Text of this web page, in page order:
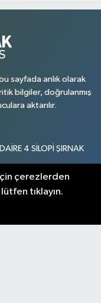
sayfada anlık olarak
bilgiler, doğrulanmış
aktarılır.
4 SİLOPİ ŞIRNAK
çerezlerden
tıklayın.